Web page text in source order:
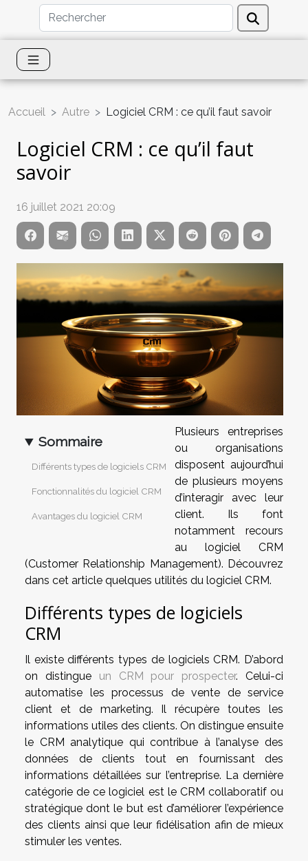
Accueil Autre Logiciel CRM : ce qu’il faut savoir
Logiciel CRM : ce qu’il faut
savoir
16 juillet 2021 20:09
Sommaire
Différents types de logiciels CRM
Fonctionnalités du logiciel CRM
Avantages du logiciel CRM
Plusieurs entreprises
ou organisations
disposent aujourd’hui
de plusieurs moyens
d’interagir avec leur
client. Ils font
notamment recours
au logiciel CRM
(Customer Relationship Management). Découvrez
dans cet article quelques utilités du logiciel CRM.
Différents types de logiciels
CRM
Il existe différents types de logiciels CRM. D’abord
on distingue un CRM pour prospecter. Celui-ci
automatise les processus de vente de service
client et de marketing. Il récupère toutes les
informations utiles des clients. On distingue ensuite
le CRM analytique qui contribue à l’analyse des
données de clients tout en fournissant des
informations détaillées sur l’entreprise. La dernière
catégorie de ce logiciel est le CRM collaboratif ou
stratégique dont le but est d’améliorer l’expérience
des clients ainsi que leur fidélisation afin de mieux
stimuler les ventes.